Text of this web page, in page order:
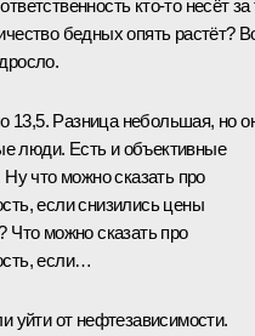
кто‑то несёт за
бедных опять растёт?
13,5. Разница небольшая, но
люди. Есть и объективные
что можно сказать про
если снизились цены
Что можно сказать про
если…
уйти от нефтезависимости.